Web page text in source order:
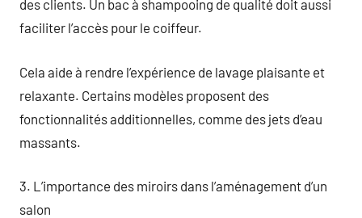
des clients. Un bac à shampooing de qualité doit aussi
faciliter l’accès pour le coiffeur.
Cela aide à rendre l’expérience de lavage plaisante et
relaxante. Certains modèles proposent des
fonctionnalités additionnelles, comme des jets d’eau
massants.
3. L’importance des miroirs dans l’aménagement d’un
salon